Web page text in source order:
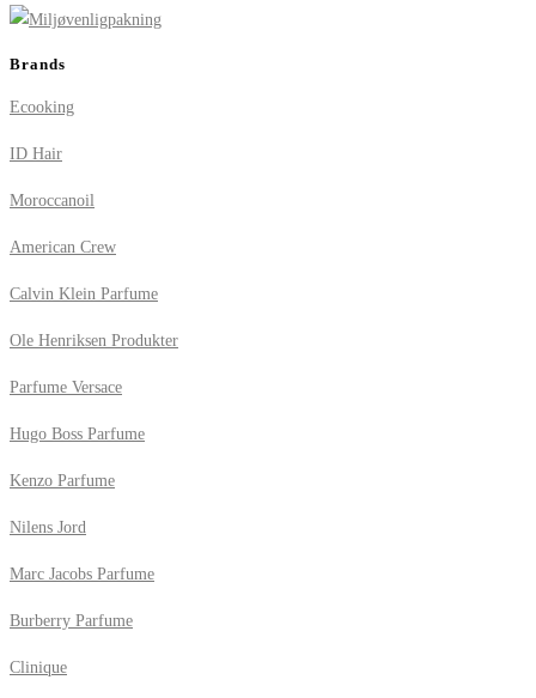
Brands
Ecooking
ID Hair
Moroccanoil
American Crew
Calvin Klein Parfume
Ole Henriksen Produkter
Parfume Versace
Hugo Boss Parfume
Kenzo Parfume
Nilens Jord
Marc Jacobs Parfume
Burberry Parfume
Clinique